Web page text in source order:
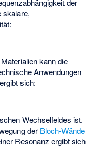
skalare,
kann die
Anwendungen
sich:
Wechselfeldes ist.
der Bloch-Wände
Resonanz ergibt sich